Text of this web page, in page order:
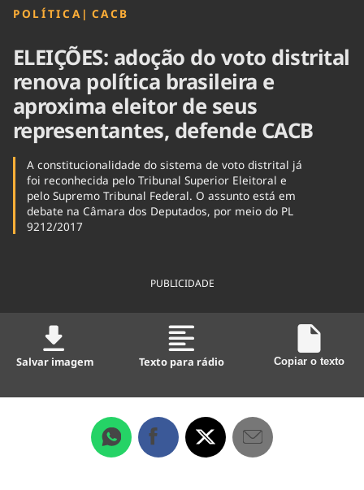
POLÍTICA | ⁠CACB
ELEIÇÕES: adoção do voto distrital
renova política brasileira e
aproxima eleitor de seus
representantes, defende CACB
A constitucionalidade do sistema de voto distrital já
foi reconhecida pelo Tribunal Superior Eleitoral e
pelo Supremo Tribunal Federal. O assunto está em
debate na Câmara dos Deputados, por meio do PL
9212/2017
PUBLICIDADE
Salvar imagem Texto para rádio Copiar o texto